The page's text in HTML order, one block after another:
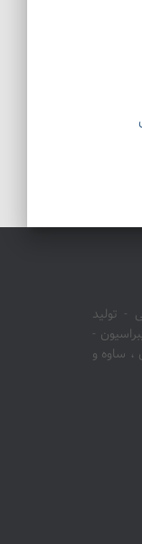
- تولید
-
، ساوه و